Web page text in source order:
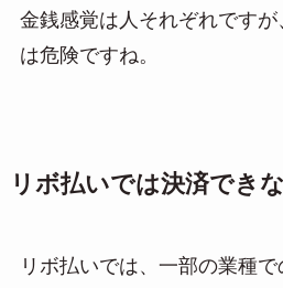
金銭感覚は人それぞれです
は危険ですね。
リボ払いでは決済でき
リボ払いでは、一部の業種